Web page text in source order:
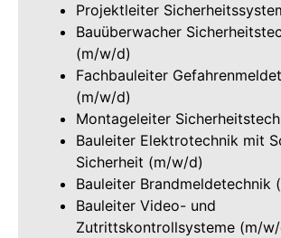
Projektleiter
Bauüberwacher
(m/w/d)
Fachbauleiter
(m/w/d)
Montageleiter
Bauleiter Elektrotechnik mit
Sicherheit (m/w/d)
Bauleiter Brandmeldetechnik
Bauleiter Video- und
Zutrittskontrollsysteme (m/